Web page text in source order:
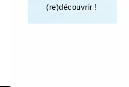
(re)découvrir !